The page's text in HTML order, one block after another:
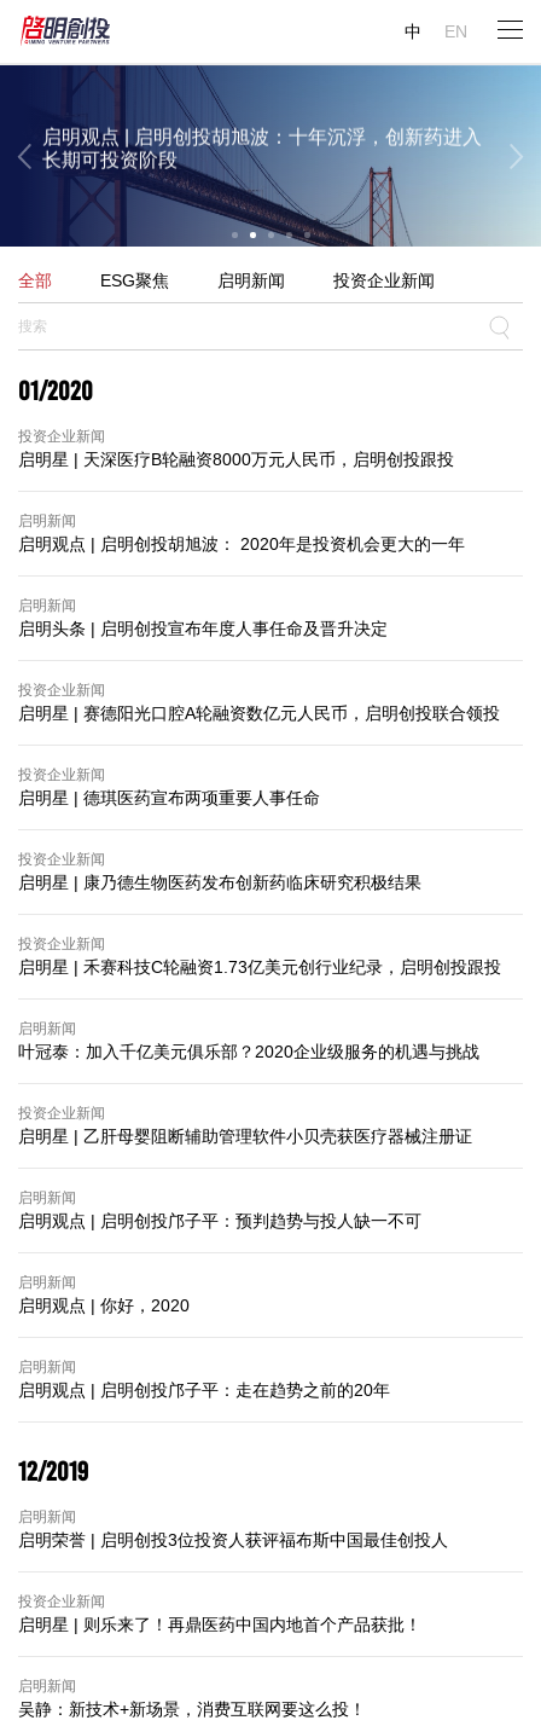
中 EN
已经显现
不过热，理应吸引全世界的资金
启明观点 | 启明创投胡旭波：十年沉浮，创新药进入
长期可投资阶段
启明观点 | 启明创投周志峰：今年大概率将出现“超级
AI应用”
Gary Rieschel：中国或将有12%的GDP来自医疗领域
启明观点 | 启明创投陈侃：AI对生物医药行业的变革
已经显现
启明观点 | 启明创投邝子平：中国的人工智能投资并
不过热，理应吸引全世界的资金
全部 ESG聚焦 启明新闻 投资企业新闻
01/2020
投资企业新闻
启明星 | 天深医疗B轮融资8000万元人民币，启明创投跟投
启明新闻
启明观点 | 启明创投胡旭波： 2020年是投资机会更大的一年
启明新闻
启明头条 | 启明创投宣布年度人事任命及晋升决定
投资企业新闻
启明星 | 赛德阳光口腔A轮融资数亿元人民币，启明创投联合领投
投资企业新闻
启明星 | 德琪医药宣布两项重要人事任命
投资企业新闻
启明星 | 康乃德生物医药发布创新药临床研究积极结果
投资企业新闻
启明星 | 禾赛科技C轮融资1.73亿美元创行业纪录，启明创投跟投
启明新闻
叶冠泰：加入千亿美元俱乐部？2020企业级服务的机遇与挑战
投资企业新闻
启明星 | 乙肝母婴阻断辅助管理软件小贝壳获医疗器械注册证
启明新闻
启明观点 | 启明创投邝子平：预判趋势与投人缺一不可
启明新闻
启明观点 | 你好，2020
启明新闻
启明观点 | 启明创投邝子平：走在趋势之前的20年
12/2019
启明新闻
启明荣誉 | 启明创投3位投资人获评福布斯中国最佳创投人
投资企业新闻
启明星 | 则乐来了！再鼎医药中国内地首个产品获批！
启明新闻
吴静：新技术+新场景，消费互联网要这么投！